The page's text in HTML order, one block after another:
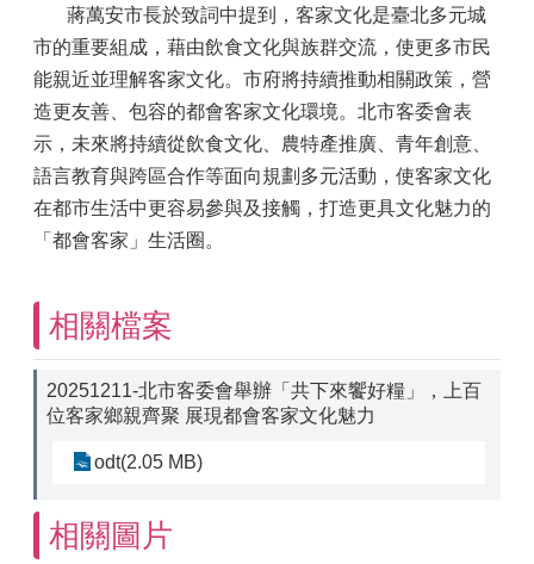
蔣萬安市長於致詞中提到，客家文化是臺北多元城
市的重要組成，藉由飲食文化與族群交流，使更多市民
能親近並理解客家文化。市府將持續推動相關政策，營
造更友善、包容的都會客家文化環境。北市客委會表
示，未來將持續從飲食文化、農特產推廣、青年創意、
語言教育與跨區合作等面向規劃多元活動，使客家文化
在都市生活中更容易參與及接觸，打造更具文化魅力的
「都會客家」生活圈。
相關檔案
20251211-北市客委會舉辦「共下來饗好糧」，上百
位客家鄉親齊聚 展現都會客家文化魅力
odt(2.05 MB)
相關圖片